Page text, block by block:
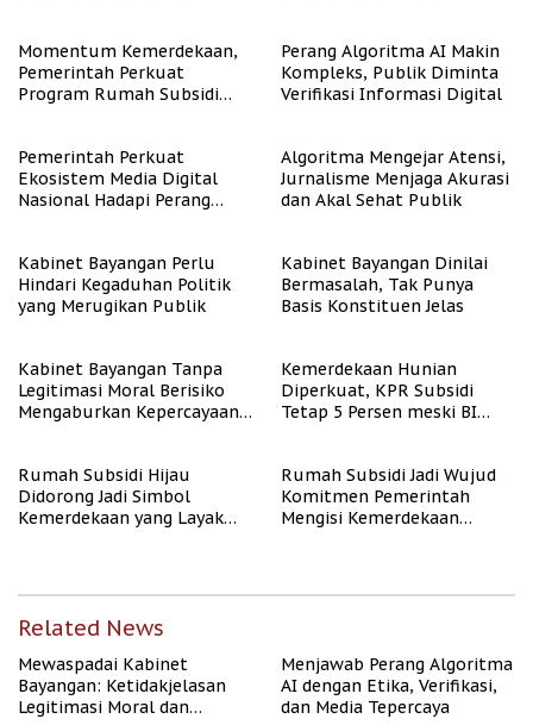
Momentum Kemerdekaan,
Pemerintah Perkuat
Program Rumah Subsidi
Perang Algoritma AI Makin
Kompleks, Publik Diminta
Verifikasi Informasi Digital
Pemerintah Perkuat
Ekosistem Media Digital
Nasional Hadapi Perang
Algoritma Mengejar Atensi,
Jurnalisme Menjaga Akurasi
dan Akal Sehat Publik
Kabinet Bayangan Perlu
Hindari Kegaduhan Politik
yang Merugikan Publik
Kabinet Bayangan Dinilai
Bermasalah, Tak Punya
Basis Konstituen Jelas
Kabinet Bayangan Tanpa
Legitimasi Moral Berisiko
Mengaburkan Kepercayaan
Kemerdekaan Hunian
Diperkuat, KPR Subsidi
Tetap 5 Persen meski BI
Rumah Subsidi Hijau
Didorong Jadi Simbol
Kemerdekaan yang Layak
Rumah Subsidi Jadi Wujud
Komitmen Pemerintah
Mengisi Kemerdekaan
Related News
Mewaspadai Kabinet
Bayangan: Ketidakjelasan
Legitimasi Moral dan
Menjawab Perang Algoritma
AI dengan Etika, Verifikasi,
dan Media Tepercaya